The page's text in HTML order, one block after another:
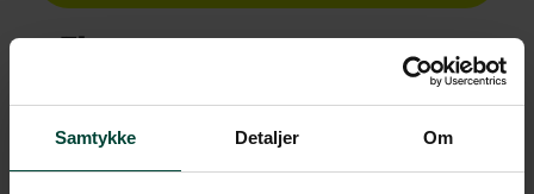
Samtykke Detaljer Om
Fly
Vancouver – Danmark